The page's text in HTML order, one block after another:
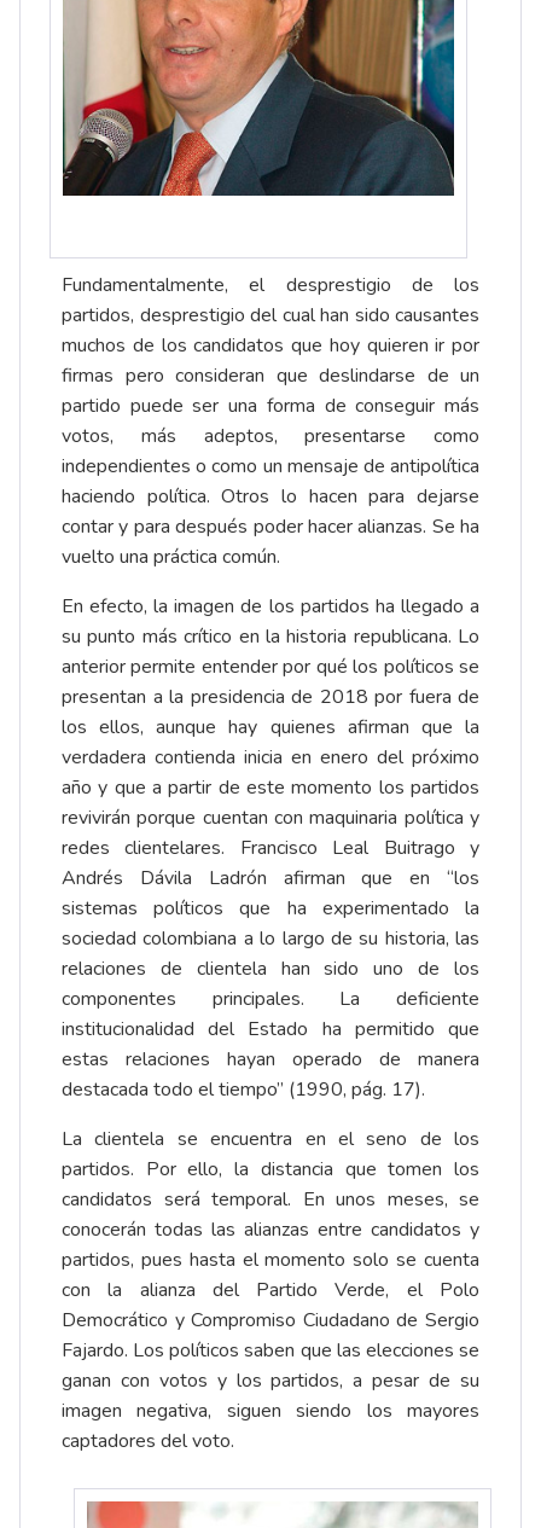
Fundamentalmente, el desprestigio de los
partidos, desprestigio del cual han sido causantes
muchos de los candidatos que hoy quieren ir por
firmas pero consideran que deslindarse de un
partido puede ser una forma de conseguir más
votos, más adeptos, presentarse como
independientes o como un mensaje de antipolítica
haciendo política. Otros lo hacen para dejarse
contar y para después poder hacer alianzas. Se ha
vuelto una práctica común.
En efecto, la imagen de los partidos ha llegado a
su punto más crítico en la historia republicana. Lo
anterior permite entender por qué los políticos se
presentan a la presidencia de 2018 por fuera de
los ellos, aunque hay quienes afirman que la
verdadera contienda inicia en enero del próximo
año y que a partir de este momento los partidos
revivirán porque cuentan con maquinaria política y
redes clientelares. Francisco Leal Buitrago y
Andrés Dávila Ladrón afirman que en “los
sistemas políticos que ha experimentado la
sociedad colombiana a lo largo de su historia, las
relaciones de clientela han sido uno de los
componentes principales. La deficiente
institucionalidad del Estado ha permitido que
estas relaciones hayan operado de manera
destacada todo el tiempo” (1990, pág. 17).
La clientela se encuentra en el seno de los
partidos. Por ello, la distancia que tomen los
candidatos será temporal. En unos meses, se
conocerán todas las alianzas entre candidatos y
partidos, pues hasta el momento solo se cuenta
con la alianza del Partido Verde, el Polo
Democrático y Compromiso Ciudadano de Sergio
Fajardo. Los políticos saben que las elecciones se
ganan con votos y los partidos, a pesar de su
imagen negativa, siguen siendo los mayores
captadores del voto.